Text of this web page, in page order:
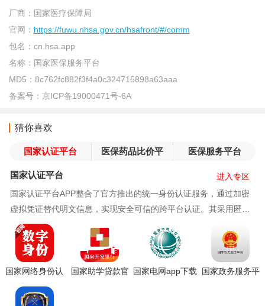
厂商： 国家医疗保障局
官网： https://fuwu.nhsa.gov.cn/hsafront/#/comm
包名： cn.hsa.app
名称： 国家医保服务平台
MD5： 8c762fc882f3f4a0c324715898a63aaa
备案号： 京ICP备19000471号-6A
猜你喜欢
国家认证平台
医保药品比价平
医保服务平台
国家认证平台
国家认证平台APP整合了官方推出的统一身份认证服务，通过加密
虚拟凭证替代明文信息，实现安全可信的跨平台认证。其采用匿名
化技术保护隐私，遵循法律法规，用户可便捷申领“
进入专区
国家网络身份认
机版下载安装
国家助学贷款官
国家电网app下载
国家政务服务平